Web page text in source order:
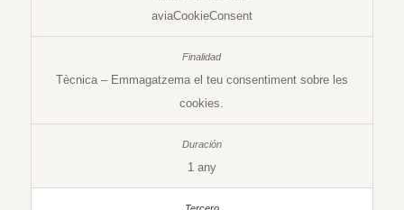
aviaCookieConsent
Tècnica – Emmagatzema el teu consentiment sobre les
cookies.
1 any